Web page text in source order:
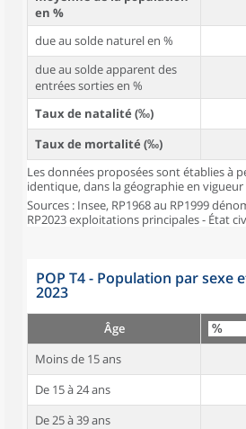
en %
due au solde naturel en %
due au solde apparent des
entrées sorties en %
Taux de natalité (‰)
Taux de mortalité (‰)
Les données proposées sont établies à
identique, dans la géographie en
Sources : Insee, RP1968 au RP1999
RP2023 exploitations principales - État
POP T4 - Population par sexe
2023
Âge
Moins de 15 ans
De 15 à 24 ans
De 25 à 39 ans